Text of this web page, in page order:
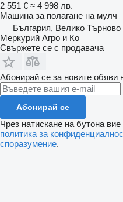
2 551 € ≈ 4 998 лв.
Машина за полагане на мулч
България, Велико Търново
Меркурий Агро и Ко
Свържете се с продавача
Абонирай се за новите обяви
Абонирай се
Чрез натискане на бутона
политика за
споразумение.